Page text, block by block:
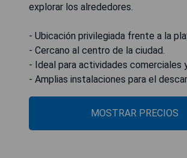
explorar los alrededores.
- Ubicación privilegiada frente a la
- Cercano al centro de la ciudad.
- Ideal para actividades comerciales
- Amplias instalaciones para el
MOSTRAR PRECIOS